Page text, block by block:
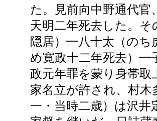
た。見前向中野通代官
天明二年死去した。
隠居）━八十太（のち
め寛政十二年死去）━
政元年罪を蒙り身帯
家名立が許され、村
一・当時二歳）は沢